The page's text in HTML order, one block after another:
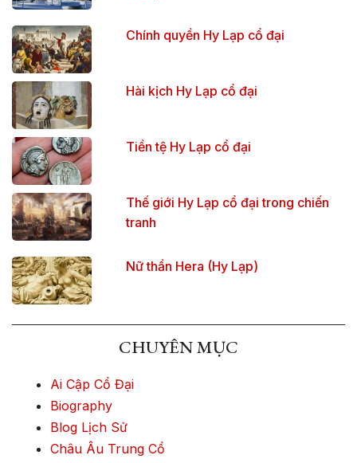
Chính quyền Hy Lạp cổ đại
Hài kịch Hy Lạp cổ đại
Tiền tệ Hy Lạp cổ đại
Thế giới Hy Lạp cổ đại trong chiến
tranh
Nữ thần Hera (Hy Lạp)
CHUYÊN MỤC
Ai Cập Cổ Đại
Biography
Blog Lịch Sử
Châu Âu Trung Cổ